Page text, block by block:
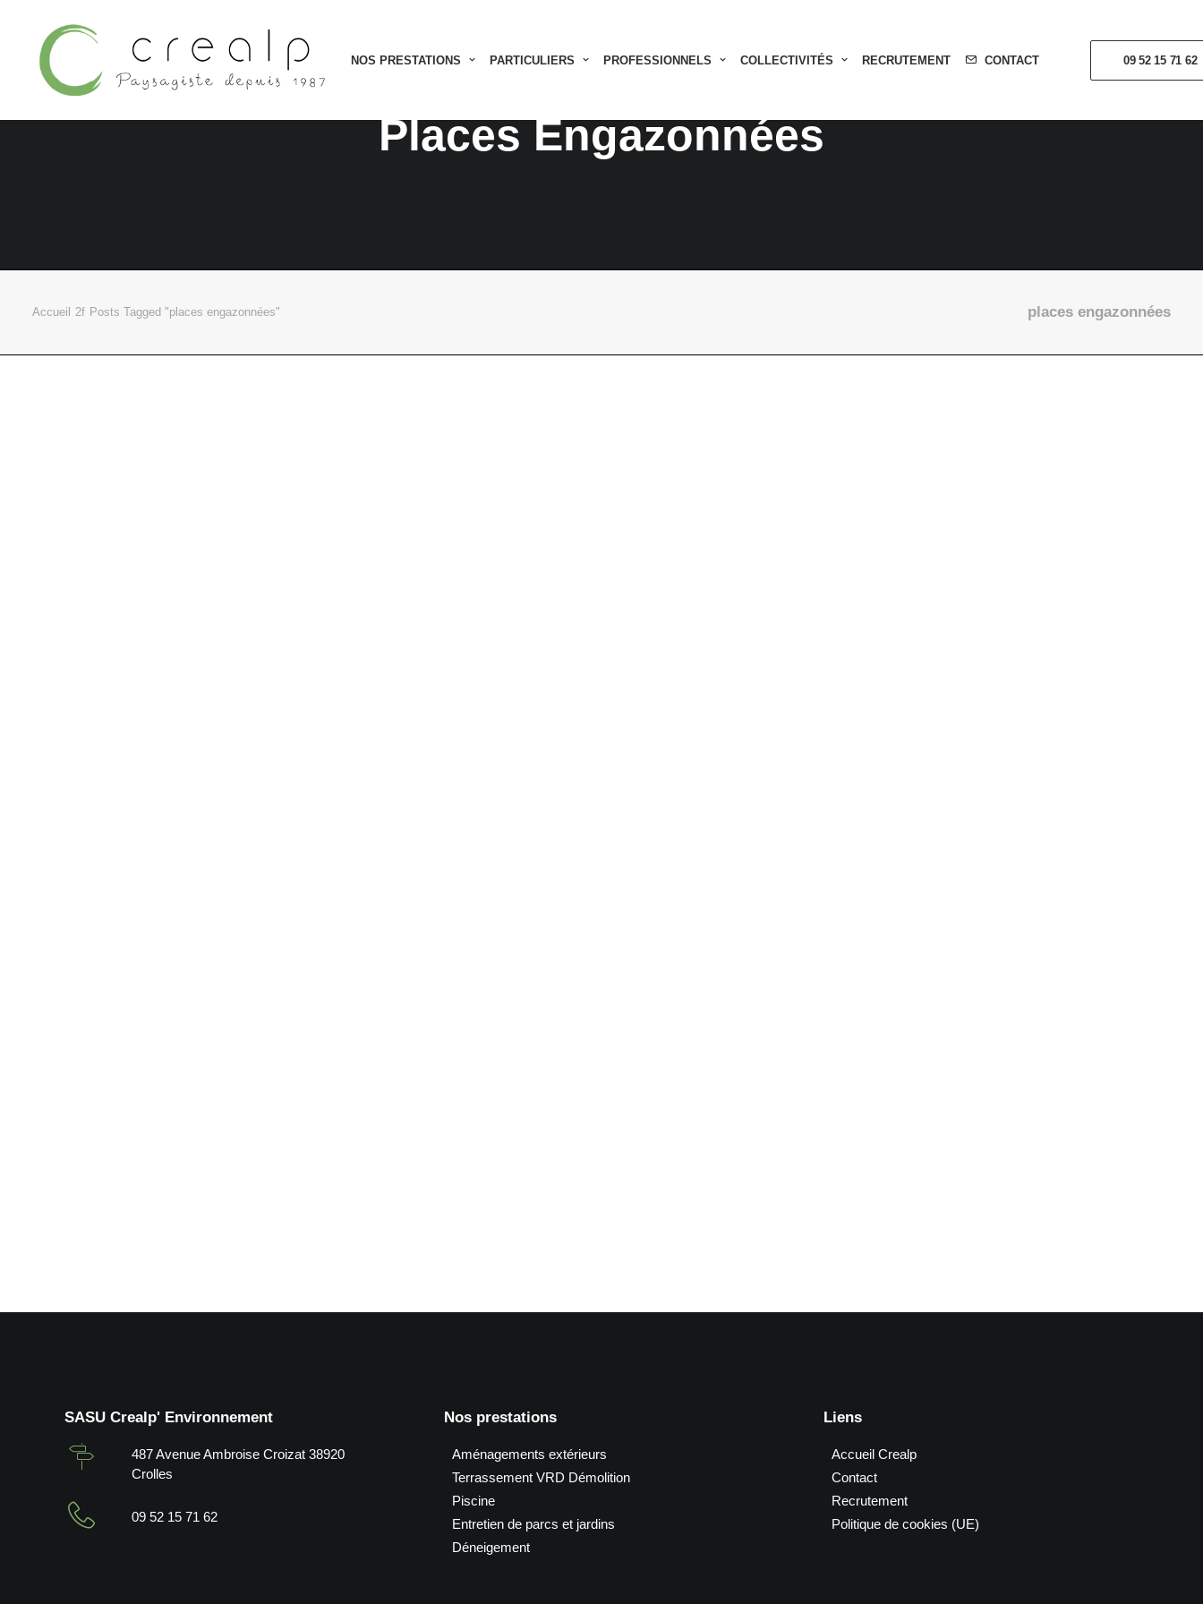
NOS PRESTATIONS PARTICULIERS PROFESSIONNELS COLLECTIVITÉS RECRUTEMENT CONTACT 09 52 15 71 62
Places Engazonnées
places engazonnées
Accueil Posts Tagged "places engazonnées"
SASU Crealp' Environnement
487 Avenue Ambroise Croizat 38920
Crolles
09 52 15 71 62
Nos prestations
Aménagements extérieurs
Terrassement VRD Démolition
Piscine
Entretien de parcs et jardins
Déneigement
Liens
Accueil Crealp
Contact
Recrutement
Politique de cookies (UE)